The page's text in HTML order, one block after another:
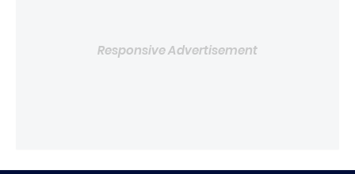
Responsive Advertisement